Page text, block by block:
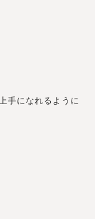
手になれるように